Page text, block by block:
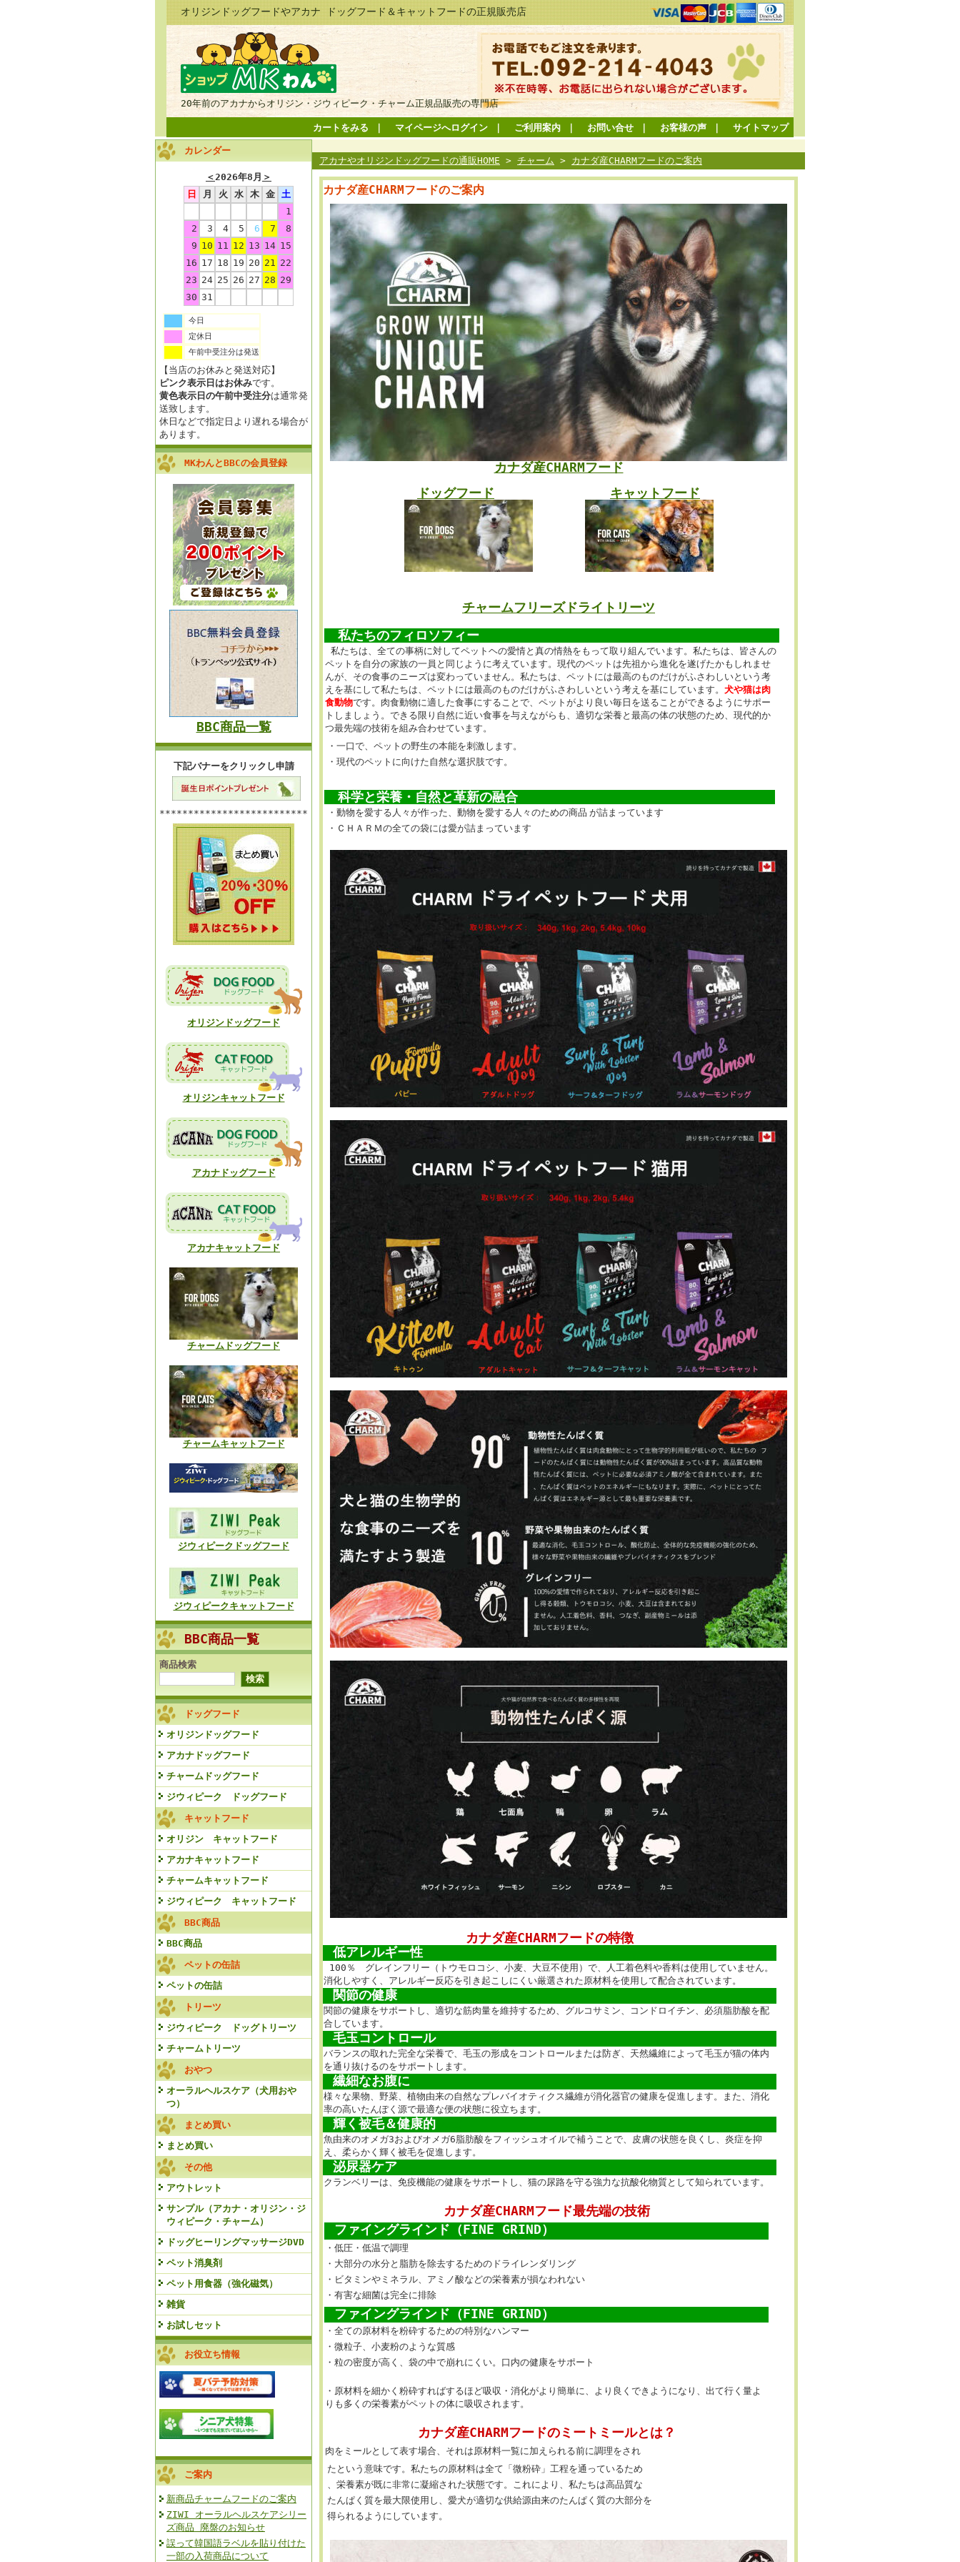
オリジンドッグフードやアカナ ドッグフード＆キャットフードの正規販売店
20年前のアカナからオリジン・ジウィピーク・チャーム正規品販売の専門店
カートをみる マイページへログイン ご利用案内 お問い合せ お客様の声 サイトマップ
カレンダー
＜2026年8月 ＞
日
月 火 水 木 金
土
1
2
3 4 5 6 7
8
9 10 11 12 13 14 15
16 17 18 19 20 21 22
23 24 25 26 27 28 29
30 31
今日
定休日
午前中受注分は発送
【当店のお休みと発送対応】
ピンク表示日はお休みです。
黄色表示日の午前中受注分は通常発
送致します。
休日などで指定日より遅れる場合が
あります。
MKわんとBBCの会員登録
BBC商品一覧
下記バナーをクリックし申請
**************************
オリジンドッグフード
オリジンキャットフード
アカナドッグフード
アカナキャットフード
チャームドッグフード
チャームキャットフード
ジウィピークドッグフード
ジウィピークキャットフード
BBC商品一覧
商品検索
ドッグフード
オリジンドッグフード
アカナドッグフード
チャームドッグフード
ジウィピーク ドッグフード
キャットフード
オリジン キャットフード
アカナキャットフード
チャームキャットフード
ジウィピーク キャットフード
BBC商品
BBC商品
ペットの缶詰
ペットの缶詰
トリーツ
ジウィピーク ドッグトリーツ
チャームトリーツ
おやつ
オーラルヘルスケア（犬用おや
つ）
まとめ買い
まとめ買い
その他
アウトレット
サンプル（アカナ・オリジン・ジ
ウィピーク・チャーム）
ドッグヒーリングマッサージDVD
ペット消臭剤
ペット用食器（強化磁気）
雑貨
お試しセット
お役立ち情報
ご案内
新商品チャームフードのご案内
ZIWI オーラルヘルスケアシリー
ズ商品 廃盤のお知らせ
誤って韓国語ラベルを貼り付けた
一部の入荷商品について
アカナやオリジンドッグフードの通販HOME > チャーム > カナダ産CHARMフードのご案内
カナダ産CHARMフードのご案内
カナダ産CHARMフード
ドッグフード
キャットフード
チャームフリーズドライトリーツ
私たちのフィロソフィー
私たちは、全ての事柄に対してペットヘの愛情と真の情熱をもって取り組んでいます。私たちは、皆さんの
ペットを自分の家族の一員と同じように考えています。現代のペットは先祖から進化を遂げたかもしれませ
んが、その食事のニーズは変わっていません。私たちは、ペットには最高のものだけがふさわしいという考
えを基にして私たちは、ペットには最高のものだけがふさわしいという考えを基にしています。 犬や猫は肉
食動物です。肉食動物に適した食事にすることで、ペットがより良い毎日を送ることができるようにサポー
トしましょう。できる限り自然に近い食事を与えながらも、適切な栄養と最高の体の状態のため、現代的か
つ最先端の技術を組み合わせています。
・一口で、ペットの野生の本能を刺激します。
・現代のペットに向けた自然な選択肢です。
科学と栄養・自然と革新の融合
・動物を愛する人々が作った、動物を愛する人々のための商品 が詰まっています
・ＣＨＡＲＭの全ての袋には愛が詰まっています
カナダ産CHARMフードの特徴
低アレルギー性
100％ グレインフリー（トウモロコシ、小麦、大豆不使用）で、人工着色料や香料は使用していません。
消化しやすく、アレルギー反応を引き起こしにくい厳選された原材料を使用して配合されています。
関節の健康
関節の健康をサポートし、適切な筋肉量を維持するため、グルコサミン、コンドロイチン、必須脂肪酸を配
合しています。
毛玉コントロール毛玉コントロール
バランスの取れた完全な栄養で、毛玉の形成をコントロールまたは防ぎ、天然繊維によって毛玉が猫の体内
を通り抜けるのをサポートします。
繊細なお腹に
様々な果物、野菜、植物由来の自然なプレバイオティクス繊維が消化器官の健康を促進します。また、消化
率の高いたんぽく源で最適な便の状態に役立ちます。
輝く被毛＆健康的
魚由来のオメガ3およびオメガ6脂肪酸をフィッシュオイルで補うことで、皮膚の状態を良くし、炎症を抑
え、柔らかく輝く被毛を促進します。
泌尿器ケア
クランベリーは、免疫機能の健康をサポートし、猫の尿路を守る強力な抗酸化物質として知られています。
カナダ産CHARMフード最先端の技術
ファイングラインド（FINE GRIND）
・低圧・低温で調理
・大部分の水分と脂肪を除去するためのドライレンダリング
・ビタミンやミネラル、アミノ酸などの栄養素が損なわれない
・有害な細菌は完全に排除
ファイングラインド（FINE GRIND）
・全ての原材料を粉砕するための特別なハンマー
・微粒子、小麦粉のような質感
・粒の密度が高く、袋の中で崩れにくい。口内の健康をサポート
・原材料を細かく粉砕すればするほど吸収・消化がより簡単に、より良くできようになり、出て行く量よ
りも多くの栄養素がペットの体に吸収されます。
カナダ産CHARMフードのミートミールとは？
肉をミールとして表す場合、それは原材料一覧に加えられる前に調理をされ
たという意味です。私たちの原材料は全て「微粉砕」工程を通っているため
、栄養素が既に非常に凝縮された状態です。これにより、私たちは高品質な
たんぱく質を最大限使用し、愛犬が適切な供給源由来のたんぱく質の大部分を
得られるようにしています。